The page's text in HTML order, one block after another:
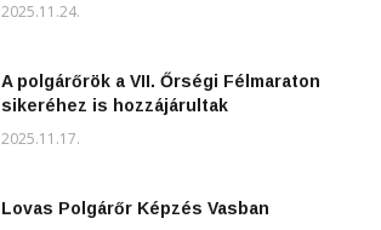
2025.11.24.
A polgárőrök a VII. Őrségi Félmaraton
sikeréhez is hozzájárultak
2025.11.17.
Lovas Polgárőr Képzés Vasban